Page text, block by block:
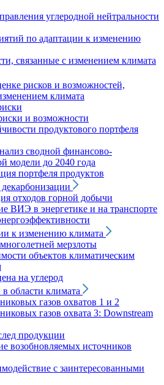
углеродной нейтральности
по адаптации к изменению
связанные с изменением климата
рисков и возможностей,
климата
и возможности
продуктового портфеля
сводной финансово-
модели до 2040 года
портфеля продуктов
отходов горной добычи
ВИЭ в энергетике и на транспорте
к изменению климата
мерзлоты
объектов климатическим
на углерод
области климата
газов охватов 1 и 2
газов охвата 3: Downstream
продукции
возобновляемых источников
с заинтересованными